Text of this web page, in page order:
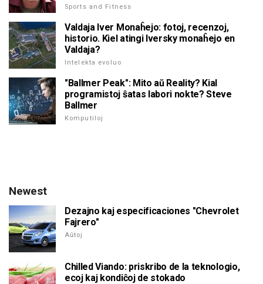
Sports and Fitness
Valdaja Iver Monaĥejo: fotoj, recenzoj,
historio. Kiel atingi Iversky monaĥejo en
Valdaja?
Intelekta evoluo
"Ballmer Peak": Mito aŭ Reality? Kial
programistoj ŝatas labori nokte? Steve
Ballmer
Komputiloj
Newest
Dezajno kaj especificaciones "Chevrolet
Fajrero"
Aŭtoj
Chilled Viando: priskribo de la teknologio,
ecoj kaj kondiĉoj de stokado